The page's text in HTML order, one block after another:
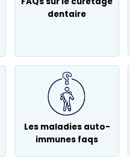
dentaire
Les maladies auto-
immunes faqs